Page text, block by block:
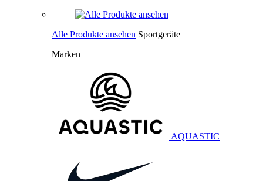
Alle Produkte ansehen Sportgeräte
Marken
AQUASTIC